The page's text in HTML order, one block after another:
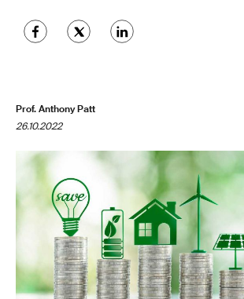
Prof. Anthony Patt
26.10.2022